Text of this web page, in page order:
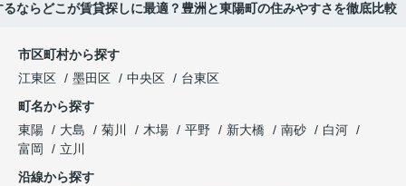
ならどこが賃貸探しに最適？豊洲と東陽町の住みやすさを徹底比較
市区町村から探す
江東区
墨田区 中央区
台東区
町名から探す
東陽
大島 菊川 木場 平野 新大橋 南砂
白河
富岡
立川
沿線から探す